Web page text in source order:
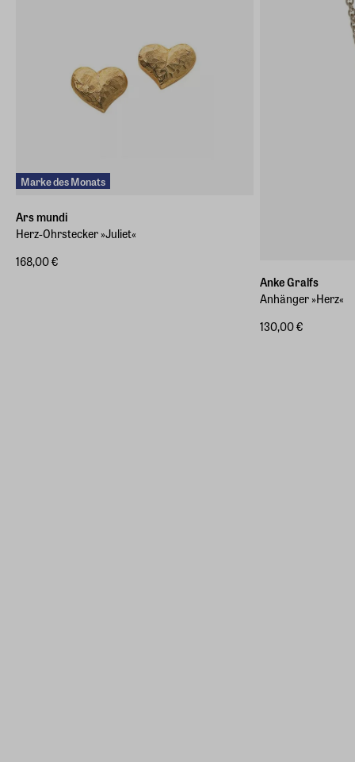
Marke des Monats
Ars mundi
Herz-Ohrstecker »Juliet«
168,00 €
Anke Gralfs
Anhänger »Herz«
130,00 €